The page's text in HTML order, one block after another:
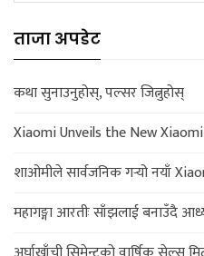
ताजा अपडेट
कथा सुनाउनुहोस्, पल्सर जित्नुहोस्
Xiaomi Unveils the New
शाओमीले सार्वजनिक गर्‍यो नयाँ
महागङ्गा आरतीः साँझलाई बनाउँदै